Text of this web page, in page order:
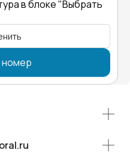
в блоке "Выбрать